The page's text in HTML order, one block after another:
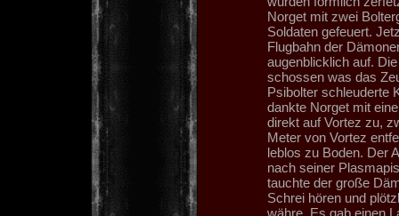
Norget mit zwei
Soldaten gefeuert.
Flugbahn der
augenblicklich auf.
schossen was das
Psibolter schleuderte
dankte Norget mit
direkt auf Vortez zu,
Meter von Vortez
leblos zu Boden. Der
nach seiner
tauchte der große
Schrei hören und
währe. Es gab einen